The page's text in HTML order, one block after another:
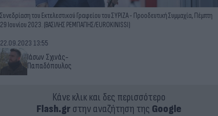
Συνεδρίαση του Εκτελεστικού Γραφείου του ΣΥΡΙΖΑ - Προοδευτική Συμμαχία, Πέμπτη
29 Ιουνίου 2023. (ΒΑΣΙΛΗΣ ΡΕΜΠΑΠΗΣ/EUROKINISSI)
Ιάσων Σχινάς-
Παπαδόπουλος
22.09.2023 13:55
Κάνε κλικ και δες περισσότερο
Flash.grστην αναζήτηση της Google